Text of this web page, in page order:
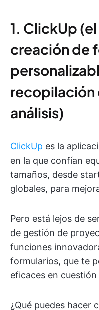
1. ClickUp
creación de
recopilación
análisis)
ClickUp es la
en la que confían
tamaños, desde
globales, para
Pero está lejos de
de gestión de
funciones
formularios, que te
eficaces en
¿Qué puedes hacer